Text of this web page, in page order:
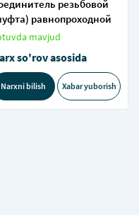
резьбовой
равнопроходной
mavjud
so'rov asosida
Narxni bilish Xabar yuborish